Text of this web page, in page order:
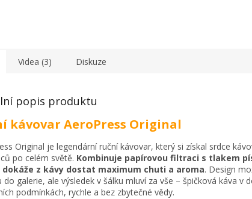
Videa (3) Diskuze
popis produktu
kávovar AeroPress Original
Original je legendární ruční kávovar, který si získal srdce
po celém světě. Kombinuje papírovou filtraci s tlakem
dokáže z kávy dostat maximum chuti a aroma. Design
do galerie, ale výsledek v šálku mluví za vše – špičková káva v
podmínkách, rychle a bez zbytečné vědy.